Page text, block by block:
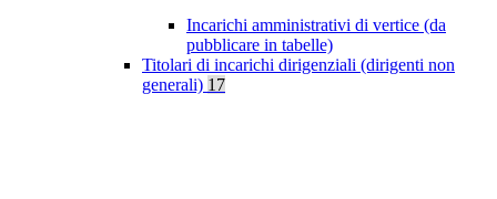
Incarichi amministrativi di vertice (da
pubblicare in tabelle)
Titolari di incarichi dirigenziali (dirigenti non
generali) 17